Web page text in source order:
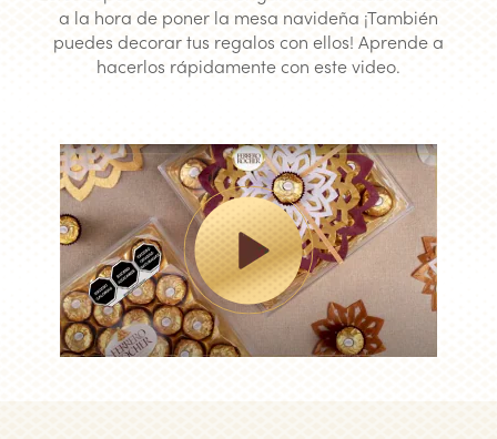
a la hora de poner la mesa navideña ¡También
puedes decorar tus regalos con ellos! Aprende a
hacerlos rápidamente con este video.